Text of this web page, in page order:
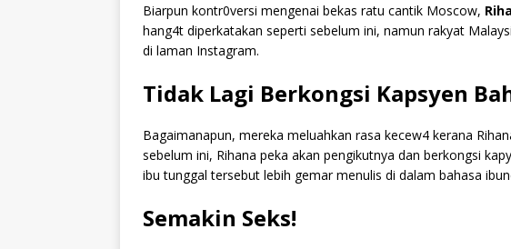
Biarpun kontr0versi mengenai bekas ratu cantik Moscow,
hang4t diperkatakan seperti sebelum ini, namun rakyat
di laman Instagram.
Tidak Lagi Berkongsi Kapsyen
Bagaimanapun, mereka meluahkan rasa kecew4 kerana
sebelum ini, Rihana peka akan pengikutnya dan berkongsi
ibu tunggal tersebut lebih gemar menulis di dalam bahasa
Semakin Seks!